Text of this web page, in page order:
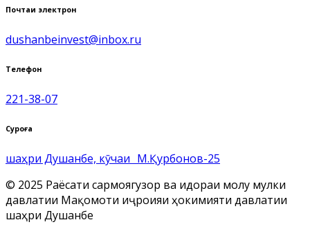
Почтаи электронӣ
dushanbeinvest@inbox.ru
Телефон
221-38-07
Суроға
шаҳри Душанбе, кӯчаи М.Қурбонов-25
© 2025 Раёсати сармоягузорӣ ва идораи молу мулки
давлатии Мақомоти иҷроияи ҳокимияти давлатии
шаҳри Душанбе